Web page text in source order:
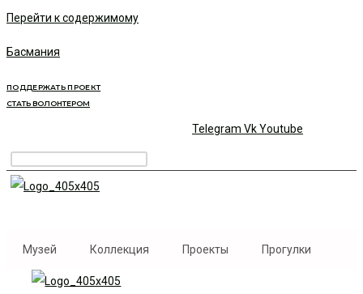
Перейти к содержимому
Басмания
ПОДДЕРЖАТЬ ПРОЕКТ
СТАТЬ ВОЛОНТЕРОМ
Telegram VkYoutube
Музей Коллекция Проекты Прогулки